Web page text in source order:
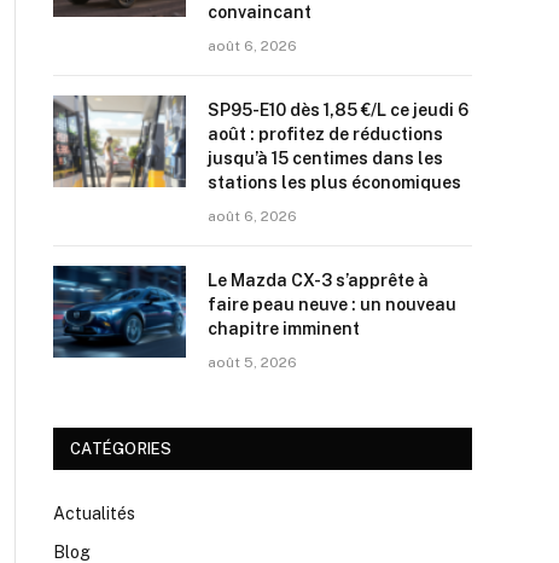
convaincant
août 6, 2026
SP95-E10 dès 1,85 €/L ce jeudi 6
août : profitez de réductions
jusqu’à 15 centimes dans les
stations les plus économiques
août 6, 2026
Le Mazda CX-3 s’apprête à
faire peau neuve : un nouveau
chapitre imminent
août 5, 2026
CATÉGORIES
Actualités
Blog